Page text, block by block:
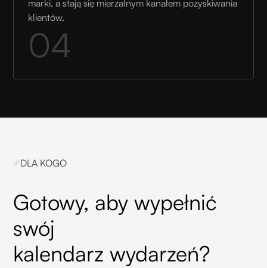
marki, a stają się mierzalnym kanałem pozyskiwania
klientów.
04
DLA KOGO
Gotowy, aby wypełnić
swój
kalendarz wydarzeń?